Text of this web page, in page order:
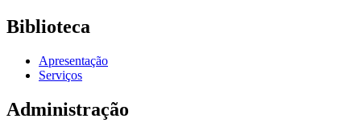
Biblioteca
Apresentação
Serviços
Administração